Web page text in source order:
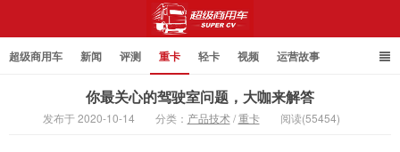
超级商用车 新闻 评测 重卡 轻卡 视频 运营故事
你最关心的驾驶室问题，大咖来解答
发布于 2020-10-14 分类： 产品技术/重卡 阅读(55454)